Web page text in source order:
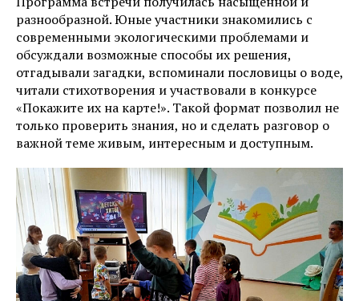
разнообразной. Юные участники знакомились с
современными экологическими проблемами и
обсуждали возможные способы их решения,
отгадывали загадки, вспоминали пословицы о воде,
читали стихотворения и участвовали в конкурсе
«Покажите их на карте!». Такой формат позволил не
только проверить знания, но и сделать разговор о
важной теме живым, интересным и доступным.